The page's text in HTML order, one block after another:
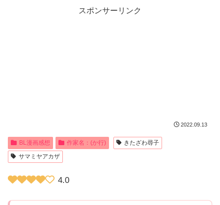
スポンサーリンク
2022.09.13
BL漫画感想 作家名：(か行)
きたざわ尋子
サマミヤアカザ
4.0